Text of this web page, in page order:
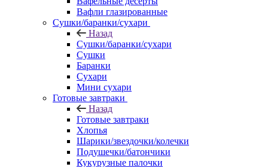
Вафли глазированные
Сушки/баранки/сухари
Назад
Сушки/баранки/сухари
Сушки
Баранки
Сухари
Мини сухари
Готовые завтраки
Назад
Готовые завтраки
Хлопья
Шарики/звездочки/колечки
Подушечки/батончики
Кукурузные палочки